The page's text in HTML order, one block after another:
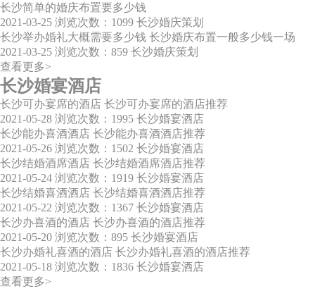
长沙简单的婚庆布置要多少钱
2021-03-25 浏览次数：1099 长沙婚庆策划
长沙举办婚礼大概需要多少钱 长沙婚庆布置一般多少钱一场
2021-03-25 浏览次数：859 长沙婚庆策划
查看更多>
长沙婚宴酒店
长沙可办宴席的酒店 长沙可办宴席的酒店推荐
2021-05-28 浏览次数：1995 长沙婚宴酒店
长沙能办喜酒酒店 长沙能办喜酒酒店推荐
2021-05-26 浏览次数：1502 长沙婚宴酒店
长沙结婚酒席酒店 长沙结婚酒席酒店推荐
2021-05-24 浏览次数：1919 长沙婚宴酒店
长沙结婚喜酒酒店 长沙结婚喜酒酒店推荐
2021-05-22 浏览次数：1367 长沙婚宴酒店
长沙办喜酒的酒店 长沙办喜酒的酒店推荐
2021-05-20 浏览次数：895 长沙婚宴酒店
长沙办婚礼喜酒的酒店 长沙办婚礼喜酒的酒店推荐
2021-05-18 浏览次数：1836 长沙婚宴酒店
查看更多>